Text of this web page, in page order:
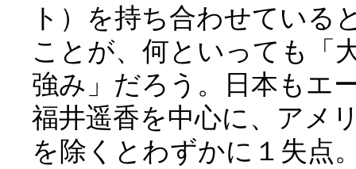
ト）を持ち合わせている
ことが、何といっても「
強み」だろう。日本もエ
福井遥香を中心に、アメ
を除くとわずかに１失点